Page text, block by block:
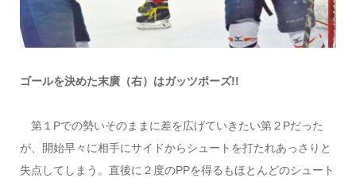
ゴールを決めた末廣（右）はガッツポーズ!!
第１Pでの勢いそのままに差を広げていきたい第２P​だった
が、開始早々に相手にサイドからシュートを打たれあっさりと
失点してしまう。直後に２度のPPを得るもほとんどのシュート